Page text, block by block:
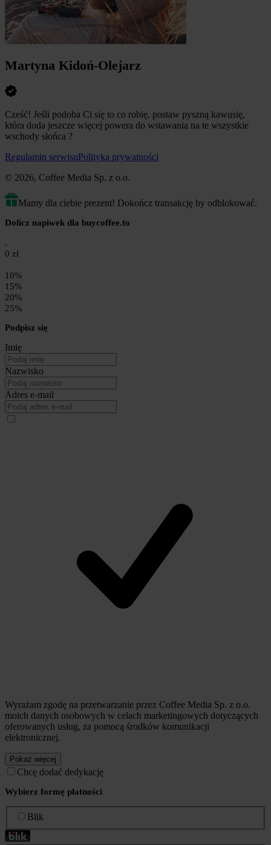
Martyna Kidoń-Olejarz
Cześć! Jeśli podoba Ci się to co robię, postaw pyszną kawusię,
która doda jeszcze więcej powera do wstawania na te wszystkie
wschody słońca ?
Regulamin serwisuPolityka prywatności
© 2026, Coffee Media Sp. z o.o.
Mamy dla ciebie prezent! Dokończ transakcję by odblokować.
Dolicz napiwek dla buycoffee.to
0 zł
10%
15%
20%
25%
Podpisz się
Imię
Nazwisko
Adres e-mail
Wyrażam zgodę na przetwarzanie przez Coffee Media Sp. z o.o.
moich danych osobowych w celach marketingowych dotyczących
oferowanych usług, za pomocą środków komunikacji
elektronicznej.
Pokaż więcej
Chcę dodać dedykację
Wybierz formę płatności
Blik